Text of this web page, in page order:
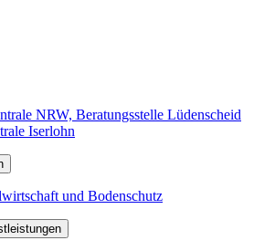
NRW, Beratungsstelle Lüdenscheid
Iserlohn
und Bodenschutz